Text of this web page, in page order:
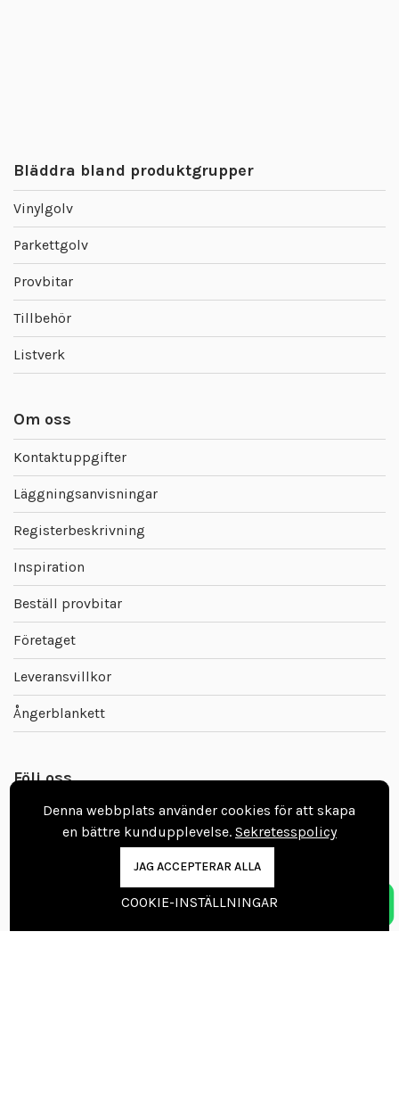
Bläddra bland produktgrupper
Vinylgolv
Parkettgolv
Provbitar
Tillbehör
Listverk
Om oss
Kontaktuppgifter
Läggningsanvisningar
Registerbeskrivning
Inspiration
Beställ provbitar
Företaget
Leveransvillkor
Ångerblankett
Följ oss
Boka tid till golvmästare
Denna webbplats använder cookies för att skapa
en bättre kundupplevelse. Sekretesspolicy
JAG ACCEPTERAR ALLA
COOKIE-INSTÄLLNINGAR